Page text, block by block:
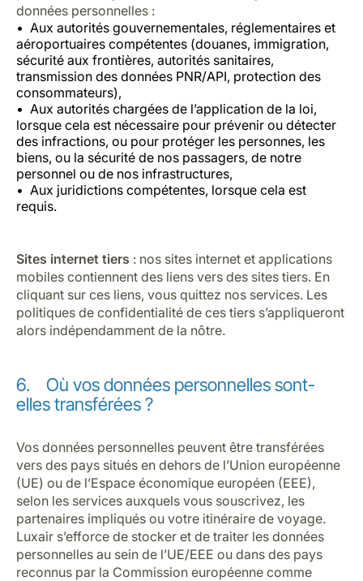
données personnelles :
Aux autorités gouvernementales, réglementaires et
aéroportuaires compétentes (douanes, immigration,
sécurité aux frontières, autorités sanitaires,
transmission des données PNR/API, protection des
consommateurs),
Aux autorités chargées de l’application de la loi,
lorsque cela est nécessaire pour prévenir ou détecter
des infractions, ou pour protéger les personnes, les
biens, ou la sécurité de nos passagers, de notre
personnel ou de nos infrastructures,
Aux juridictions compétentes, lorsque cela est
requis.
Sites internet tiers : nos sites internet et applications
mobiles contiennent des liens vers des sites tiers. En
cliquant sur ces liens, vous quittez nos services. Les
politiques de confidentialité de ces tiers s’appliqueront
alors indépendamment de la nôtre.
6. Où vos données personnelles sont-
elles transférées ?
Vos données personnelles peuvent être transférées
vers des pays situés en dehors de l’Union européenne
(UE) ou de l’Espace économique européen (EEE),
selon les services auxquels vous souscrivez, les
partenaires impliqués ou votre itinéraire de voyage.
Luxair s’efforce de stocker et de traiter les données
personnelles au sein de l’UE/EEE ou dans des pays
reconnus par la Commission européenne comme